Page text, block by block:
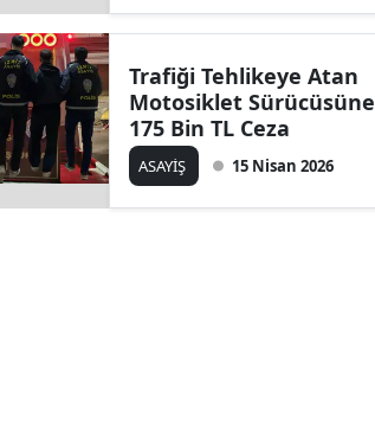
Trafiği Tehlikeye Atan
Motosiklet Sürücüsüne
175 Bin TL Ceza
ASAYİŞ 15 Nisan 2026